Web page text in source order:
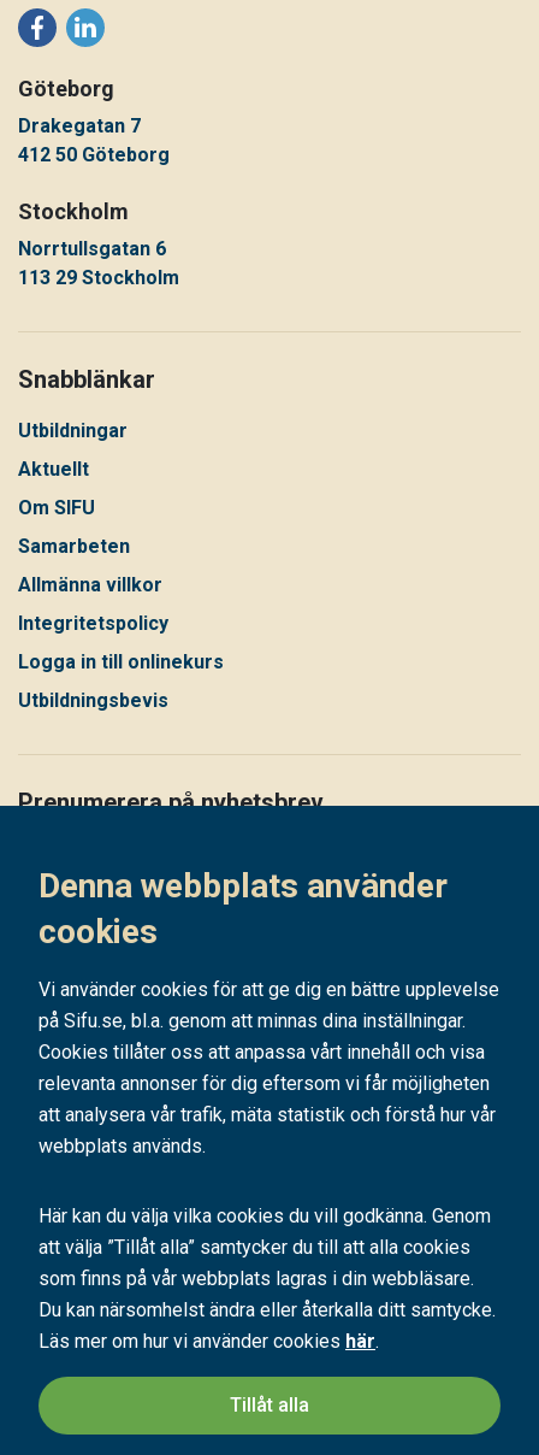
Denna webbplats använder
cookies
Vi använder cookies för att ge dig en bättre upplevelse
på Sifu.se, bl.a. genom att minnas dina inställningar.
Cookies tillåter oss att anpassa vårt innehåll och visa
relevanta annonser för dig eftersom vi får möjligheten
att analysera vår trafik, mäta statistik och förstå hur vår
webbplats används.
Här kan du välja vilka cookies du vill godkänna. Genom
att välja ”Tillåt alla” samtycker du till att alla cookies
som finns på vår webbplats lagras i din webbläsare.
Du kan närsomhelst ändra eller återkalla ditt samtycke.
Läs mer om hur vi använder cookies här.
Tillåt alla
Göteborg
Drakegatan 7
412 50 Göteborg
Stockholm
Norrtullsgatan 6
113 29 Stockholm
Snabblänkar
Utbildningar
Aktuellt
Om SIFU
Samarbeten
Allmänna villkor
Integritetspolicy
Logga in till onlinekurs
Utbildningsbevis
Prenumerera på nyhetsbrev
Prenumerera
SIFU är ett av Sveriges ledande utbildningsföretag. Med hundratals kurser
och konferenser bidrar vi årligen till tusentals personers
kompetensutveckling.
En bra utbildning håller vad den lovar - vi har98% nöjda kunder
kurser
onlineutbildningar, distanskurser, certifierings- och diplomkurser
. Vi ger
dig värdefulla kunskaper och erfarenheter så att du och din organisation